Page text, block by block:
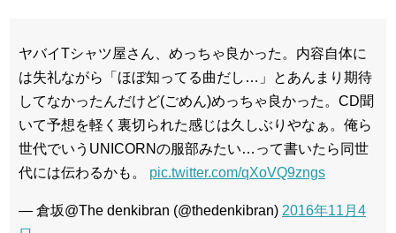
ヤバイTシャツ屋さん、めっちゃ良かった。内容自体に
は失礼ながら「ほぼ知ってる曲だし…」とあんまり期待
してなかったんだけど(ごめん)めっちゃ良かった。CD聞
いて予想を軽く裏切られた感じは久しぶりやなぁ。俺ら
世代でいうUNICORNの服部みたい…って書いたら同世
代には伝わるかも。 pic.twitter.com/qXoVQ9zngs
— 倉坂@The denkibran (@thedenkibran) 2016年11月4